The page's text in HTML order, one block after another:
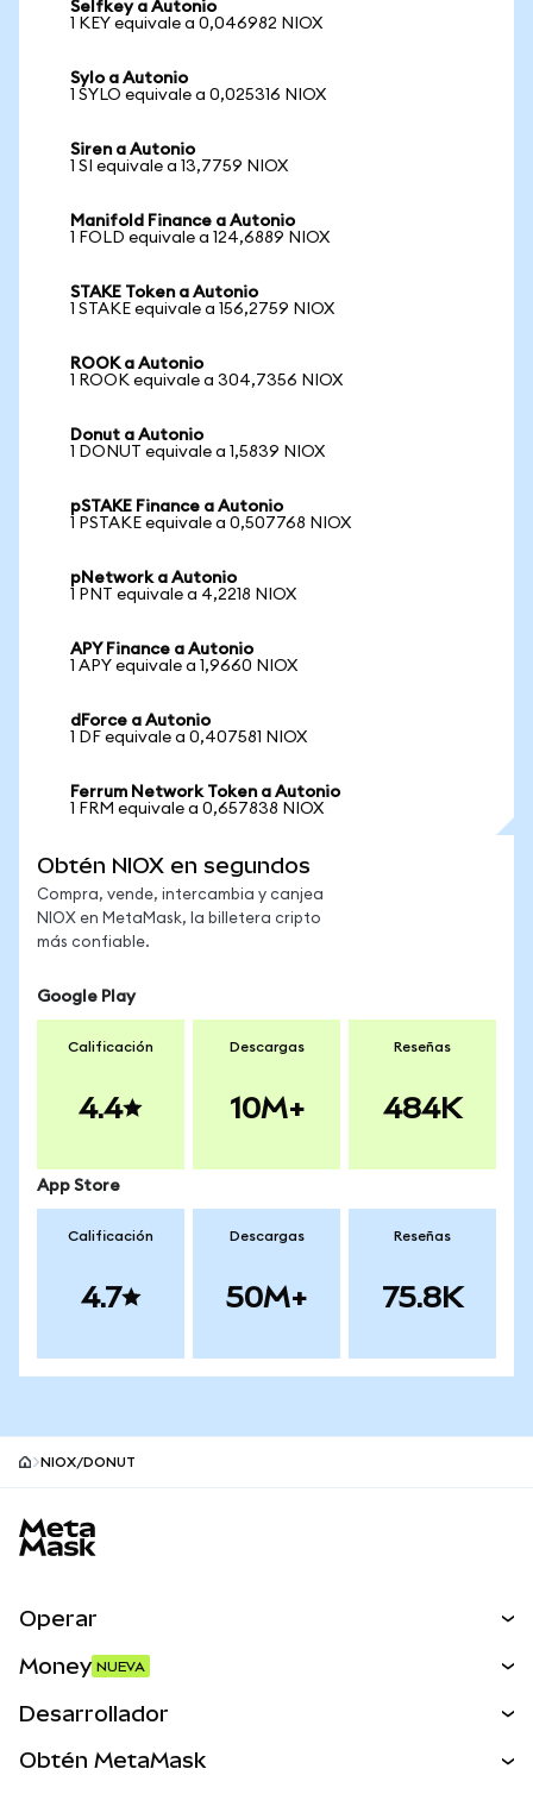
Selfkey a Autonio
1 KEY equivale a 0,046982 NIOX
Sylo a Autonio
1 SYLO equivale a 0,025316 NIOX
Siren a Autonio
1 SI equivale a 13,7759 NIOX
Manifold Finance a Autonio
1 FOLD equivale a 124,6889 NIOX
STAKE Token a Autonio
1 STAKE equivale a 156,2759 NIOX
ROOK a Autonio
1 ROOK equivale a 304,7356 NIOX
Donut a Autonio
1 DONUT equivale a 1,5839 NIOX
pSTAKE Finance a Autonio
1 PSTAKE equivale a 0,507768 NIOX
pNetwork a Autonio
1 PNT equivale a 4,2218 NIOX
APY Finance a Autonio
1 APY equivale a 1,9660 NIOX
dForce a Autonio
1 DF equivale a 0,407581 NIOX
Ferrum Network Token a Autonio
1 FRM equivale a 0,657838 NIOX
Obtén NIOX en segundos
Compra, vende, intercambia y canjea
NIOX en MetaMask, la billetera cripto
más confiable.
Google Play
Calificación
4.4
Descargas
10M+
Reseñas
484K
App Store
Calificación
4.7
Descargas
50M+
Reseñas
75.8K
NIOX/DONUT
Operar
Activos del mundo real
Money NUEVA
Desarrollador
Obtén MetaMask